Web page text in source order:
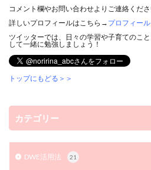
コメント欄やお問い合わせよりご連絡くだ
詳しいプロフィールはこちら→ プロフィール
ツイッターでは、日々の学習や子育てのこ
して一緒に勉強しましょう！
トップにもどる＞＞
カテゴリー
DWE活用法 21